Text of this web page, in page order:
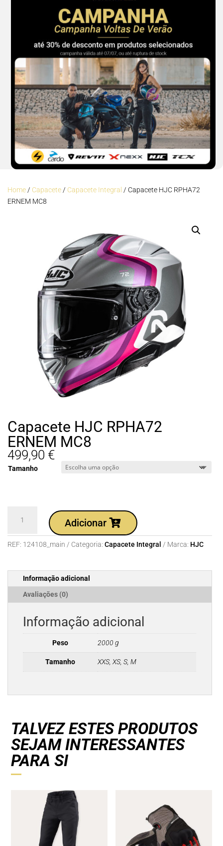
Home/ Capacete/ Capacete Integral / Capacete HJC RPHA72
ERNEM MC8
Capacete HJC RPHA72
ERNEM MC8
499,90 €
Tamanho
Capacete
HJC
ERNEM
Adicionar
REF: 124108_main Categoria: Capacete Integral Marca: HJC
Informação adicional
Avaliações (0)
Informação adicional
Peso 2000 g
Tamanho XXS, XS, S, M
TALVEZ ESTES PRODUTOS
SEJAM INTERESSANTES
PARA SI